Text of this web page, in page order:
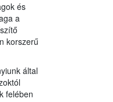
és
a
korszerű
által
felében